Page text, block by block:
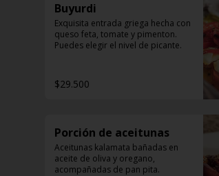
Buyurdi
Exquisita entrada griega hecha con
queso feta, tomate y pimenton.
Puedes elegir el nivel de picante.
$29.500
Porción de aceitunas
Aceitunas kalamata bañadas en
aceite de oliva y oregano,
acompañadas de pan pita.